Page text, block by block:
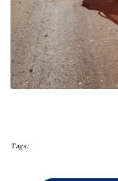
Tags: